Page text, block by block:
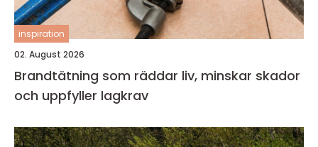
inspiration
02. August 2026
Brandtätning som räddar liv, minskar skador
och uppfyller lagkrav